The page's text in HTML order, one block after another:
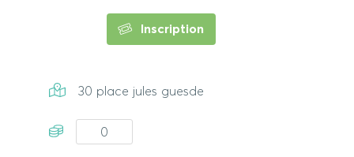
Inscription
30 place jules guesde
0